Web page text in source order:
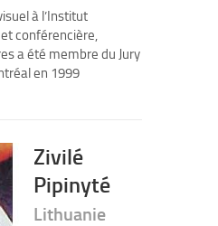
à l’Institut
conférencière,
a été membre du Jury
en 1999
Zivilé
Pipinyté
Lithuanie